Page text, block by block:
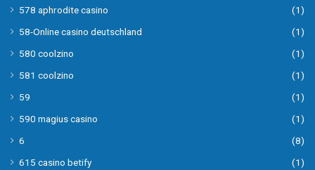
578 aphrodite casino
(1)
58-Online casino deutschland
(1)
580 coolzino
(1)
581 coolzino
(1)
59
(1)
590 magius casino
(1)
6
(8)
615 casino betify
(1)